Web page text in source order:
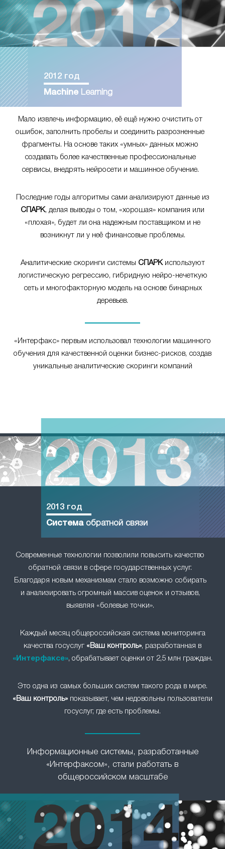
2012 год
Machine Learning
Мало извлечь информацию, её ещё нужно очистить от
ошибок, заполнить пробелы и соединить разрозненные
фрагменты. На основе таких «умных» данных можно
создавать более качественные профессиональные
сервисы, внедрять нейросети и машинное обучение.
Последние годы алгоритмы сами анализируют данные из
СПАРК, делая выводы о том, «хорошая» компания или
«плохая», будет ли она надежным поставщиком и не
возникнут ли у неё финансовые проблемы.
Аналитические скоринги системы СПАРКиспользуют
логистическую регрессию, гибридную нейро-нечеткую
сеть и многофакторную модель на основе бинарных
деревьев.
«Интерфакс» первым использовал технологии машинного
обучения для качественной оценки бизнес-рисков, создав
уникальные аналитические скоринги компаний
Современные технологии позволили повысить качество
обратной связи в сфере государственных услуг.
Благодаря новым механизмам стало возможно собирать
и анализировать огромный массив оценок и отзывов,
выявляя «болевые точки».
2013 год
Системаобратной связи
Каждый месяц общероссийская система мониторинга
качества госуслуг «Ваш контроль», разработанная в
«Интерфаксе», обрабатывает оценки от 2,5 млн граждан.
Это одна из самых больших систем такого рода в мире.
«Ваш контроль»показывает, чем недовольны пользователи
госуслуг, где есть проблемы.
Информационные системы, разработанные
«Интерфаксом», стали работать в
общероссийском масштабе